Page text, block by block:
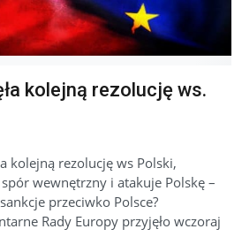
kolejną rezolucję ws.
kolejną rezolucję ws Polski,
wewnętrzny i atakuje Polskę –
przeciwko Polsce?
Rady Europy przyjęło wczoraj